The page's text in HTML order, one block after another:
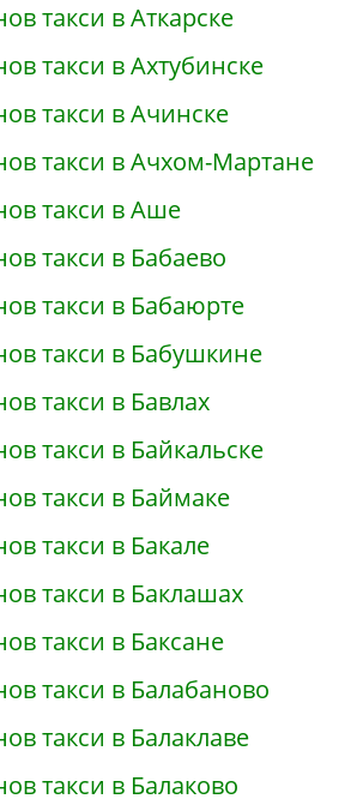
такси в Аткарске
такси в Ахтубинске
такси в Ачинске
такси в Ачхом-Мартане
такси в Аше
такси в Бабаево
такси в Бабаюрте
такси в Бабушкине
такси в Бавлах
такси в Байкальске
такси в Баймаке
такси в Бакале
такси в Баклашах
такси в Баксане
такси в Балабаново
такси в Балаклаве
такси в Балаково